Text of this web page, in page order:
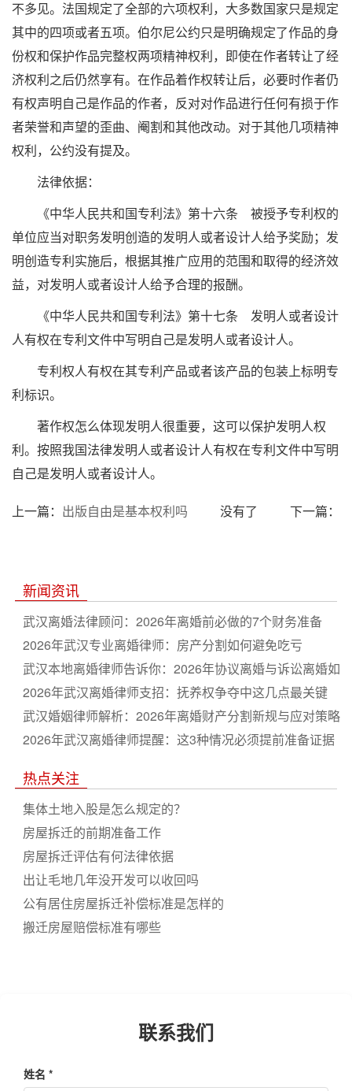
不多见。法国规定了全部的六项权利，大多数国家只是规定
其中的四项或者五项。伯尔尼公约只是明确规定了作品的身
份权和保护作品完整权两项精神权利，即使在作者转让了经
济权利之后仍然享有。在作品着作权转让后，必要时作者仍
有权声明自己是作品的作者，反对对作品进行任何有损于作
者荣誉和声望的歪曲、阉割和其他改动。对于其他几项精神
权利，公约没有提及。
法律依据：
《中华人民共和国专利法》第十六条 被授予专利权的
单位应当对职务发明创造的发明人或者设计人给予奖励；发
明创造专利实施后，根据其推广应用的范围和取得的经济效
益，对发明人或者设计人给予合理的报酬。
《中华人民共和国专利法》第十七条 发明人或者设计
人有权在专利文件中写明自己是发明人或者设计人。
专利权人有权在其专利产品或者该产品的包装上标明专
利标识。
著作权怎么体现发明人很重要，这可以保护发明人权
利。按照我国法律发明人或者设计人有权在专利文件中写明
自己是发明人或者设计人。
上一篇： 出版自由是基本权利吗 没有了 下一篇：
新闻资讯
武汉离婚法律顾问：2026年离婚前必做的7个财务准备
2026年武汉专业离婚律师：房产分割如何避免吃亏
武汉本地离婚律师告诉你：2026年协议离婚与诉讼离婚如
何选
2026年武汉离婚律师支招：抚养权争夺中这几点最关键
武汉婚姻律师解析：2026年离婚财产分割新规与应对策略
2026年武汉离婚律师提醒：这3种情况必须提前准备证据
热点关注
集体土地入股是怎么规定的？
房屋拆迁的前期准备工作
房屋拆迁评估有何法律依据
出让毛地几年没开发可以收回吗
公有居住房屋拆迁补偿标准是怎样的
搬迁房屋赔偿标准有哪些
联系我们
姓名 *